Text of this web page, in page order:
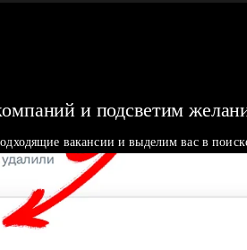
и подсветим
вакансии и выделим вас в